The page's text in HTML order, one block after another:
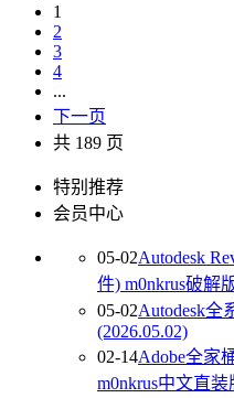
1
2
3
4
...
下一页
共 189 页
特别推荐
会员中心
05-02Autodesk
件) m0nkrus破解
05-02Autodesk全
(2026.05.02)
02-14Adobe全家
m0nkrus中文直装